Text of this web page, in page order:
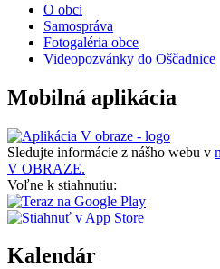
O obci
Samospráva
Fotogaléria obce
Videopozvánky do Oščadnice
Mobilná aplikácia
Sledujte informácie z nášho webu v
V OBRAZE.
Voľne k stiahnutiu:
Kalendár